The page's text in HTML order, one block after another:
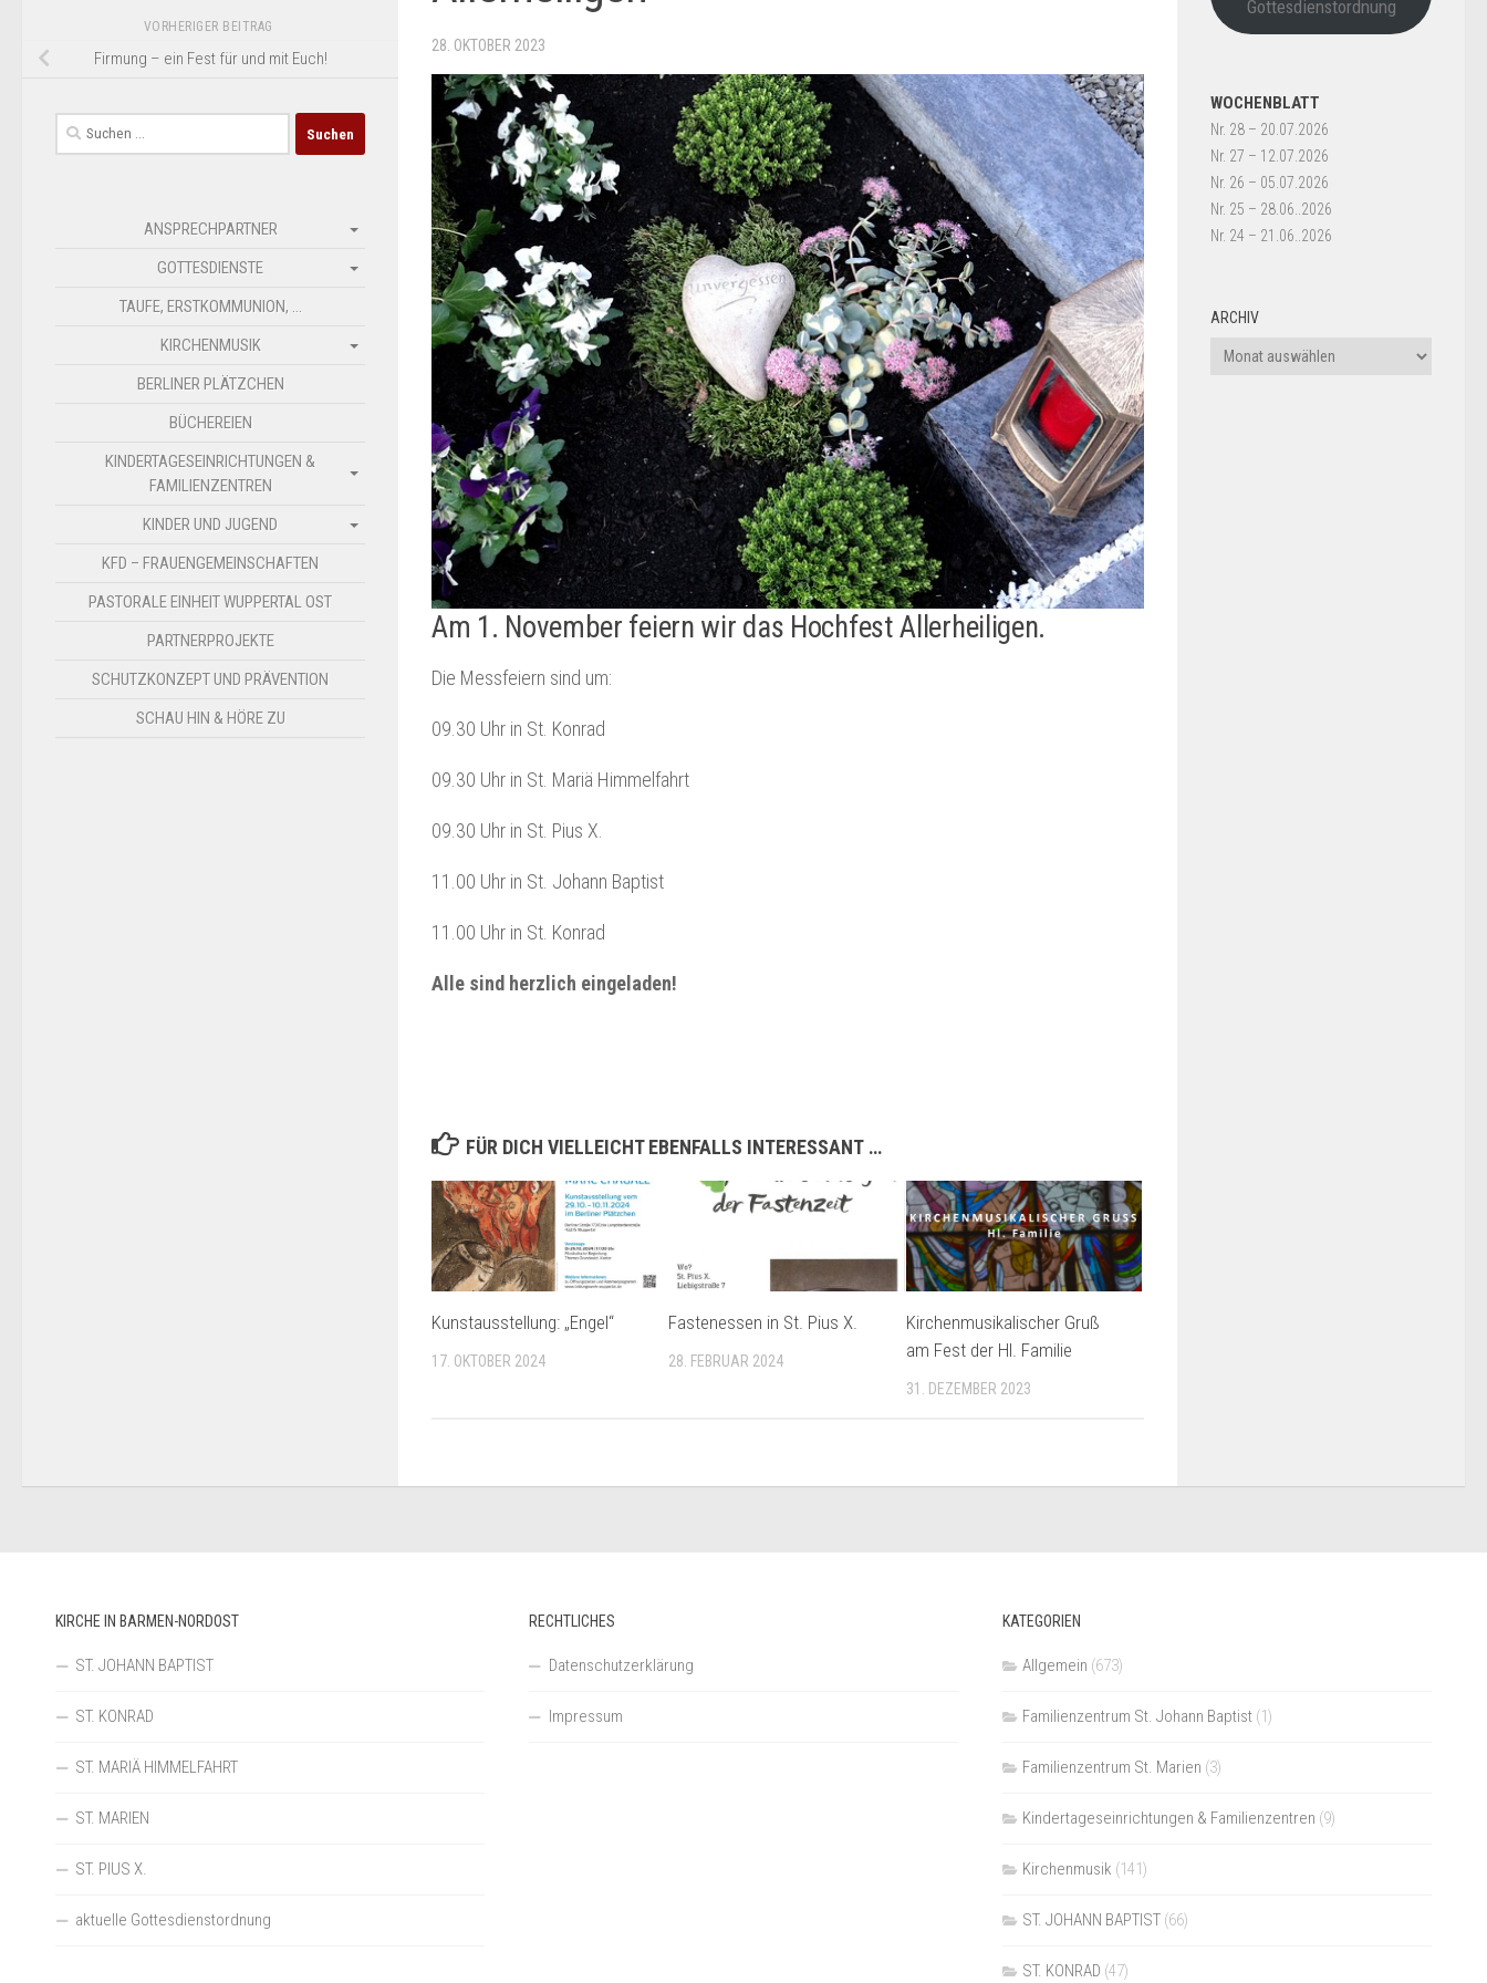
28. OKTOBER 2023
Am 1. November feiern wir das Hochfest Allerheiligen.
Die Messfeiern sind um:
09.30 Uhr in St. Konrad
09.30 Uhr in St. Mariä Himmelfahrt
09.30 Uhr in St. Pius X.
11.00 Uhr in St. Johann Baptist
11.00 Uhr in St. Konrad
Alle sind herzlich eingeladen!
FÜR DICH VIELLEICHT EBENFALLS INTERESSANT …
Kunstausstellung: „Engel“
17. OKTOBER 2024
Fastenessen in St. Pius X.
28. FEBRUAR 2024
Kirchenmusikalischer Gruß
am Fest der Hl. Familie
31. DEZEMBER 2023
VORHERIGER BEITRAG
Firmung – ein Fest für und mit Euch!
Suchen
nach:
ANSPRECHPARTNER
GOTTESDIENSTE
TAUFE, ERSTKOMMUNION, …
KIRCHENMUSIK
BERLINER PLÄTZCHEN
BÜCHEREIEN
KINDERTAGESEINRICHTUNGEN &
FAMILIENZENTREN
KINDER UND JUGEND
KFD – FRAUENGEMEINSCHAFTEN
PASTORALE EINHEIT WUPPERTAL OST
PARTNERPROJEKTE
SCHUTZKONZEPT UND PRÄVENTION
SCHAU HIN & HÖRE ZU
Gottesdienstordnung
WOCHENBLATT
Nr. 28 – 20.07.2026
Nr. 27 – 12.07.2026
Nr. 26 – 05.07.2026
Nr. 25 – 28.06..2026
Nr. 24 – 21.06..2026
ARCHIV
Archiv
KIRCHE IN BARMEN-NORDOST
ST. JOHANN BAPTIST
ST. KONRAD
ST. MARIÄ HIMMELFAHRT
ST. MARIEN
ST. PIUS X.
aktuelle Gottesdienstordnung
RECHTLICHES
Datenschutzerklärung
Impressum
KATEGORIEN
Allgemein (673)
Familienzentrum St. Johann Baptist(1)
Familienzentrum St. Marien (3)
Kindertageseinrichtungen & Familienzentren (9)
Kirchenmusik (141)
ST. JOHANN BAPTIST(66)
ST. KONRAD (47)